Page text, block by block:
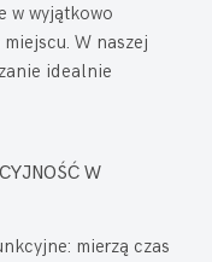
w wyjątkowo
W naszej
idealnie
W
mierzą czas